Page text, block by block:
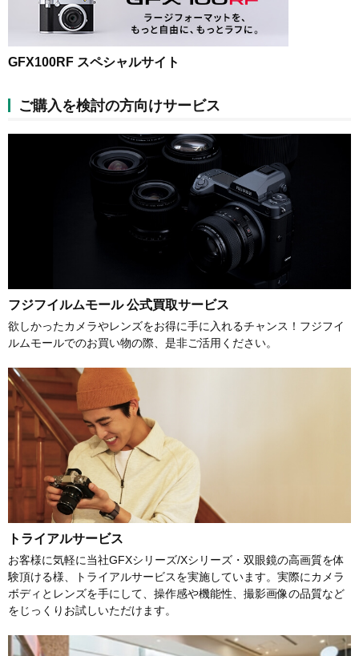
GFX100RF スペシャルサイト
ご購入を検討の方向けサービス
フジフイルムモール 公式買取サービス
欲しかったカメラやレンズをお得に手に入れるチャンス！フジフイ
ルムモールでのお買い物の際、是非ご活用ください。
トライアルサービス
お客様に気軽に当社GFXシリーズ/Xシリーズ・双眼鏡の高画質を体
験頂ける様、トライアルサービスを実施しています。実際にカメラ
ボディとレンズを手にして、操作感や機能性、撮影画像の品質など
をじっくりお試しいただけます。